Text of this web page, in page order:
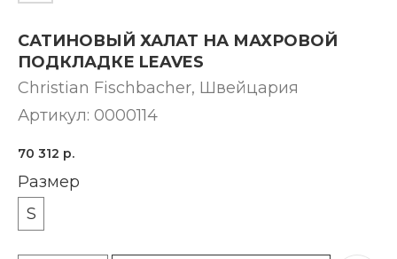
САТИНОВЫЙ ХАЛАТ НА МАХРОВОЙ
ПОДКЛАДКЕ LEAVES
Christian Fischbacher, Швейцария
Артикул: 0000114
70 312 р.
Размер
S